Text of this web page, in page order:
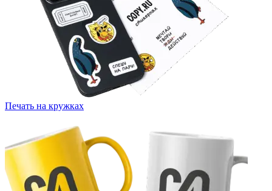
Печать на кружках